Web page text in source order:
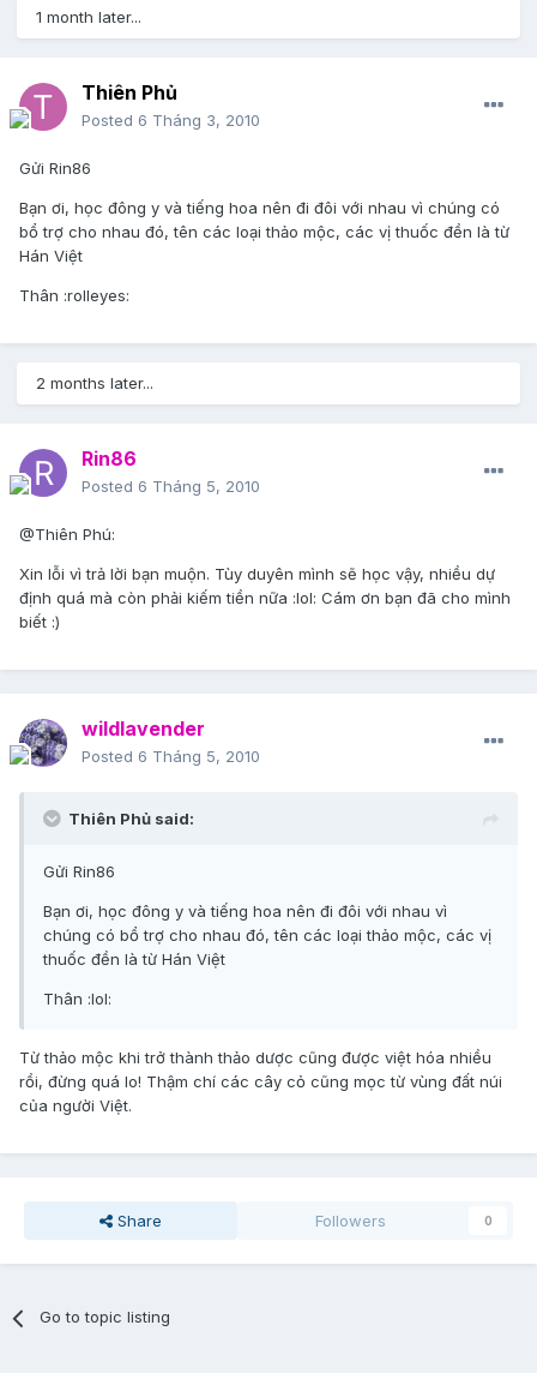
1 month later...
Thiên Phủ
Posted 6 Tháng 3, 2010
Gửi Rin86
Bạn ơi, học đông y và tiếng hoa nên đi đôi với nhau vì chúng có
bổ trợ cho nhau đó, tên các loại thảo mộc, các vị thuốc đền là từ
Hán Việt
Thân :rolleyes:
2 months later...
Rin86
Posted 6 Tháng 5, 2010
@Thiên Phú:
Xin lỗi vì trả lời bạn muộn. Tùy duyên mình sẽ học vậy, nhiều dự
định quá mà còn phải kiếm tiền nữa :lol: Cám ơn bạn đã cho mình
biết :)
wildlavender
Posted 6 Tháng 5, 2010
Thiên Phủ said:
Gửi Rin86
Bạn ơi, học đông y và tiếng hoa nên đi đôi với nhau vì
chúng có bổ trợ cho nhau đó, tên các loại thảo mộc, các vị
thuốc đền là từ Hán Việt
Thân :lol:
Từ thảo mộc khi trở thành thảo dược cũng được việt hóa nhiều
rồi, đừng quá lo! Thậm chí các cây cỏ cũng mọc từ vùng đất núi
của người Việt.
Share Followers 0
Go to topic listing